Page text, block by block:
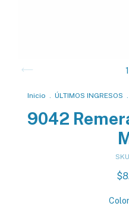
1
Inicio . ÚLTIMOS INGRESOS .
9042